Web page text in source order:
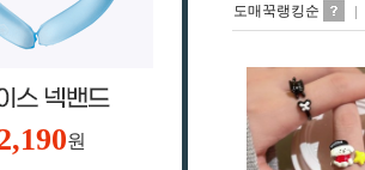
원
도매꾹랭킹순